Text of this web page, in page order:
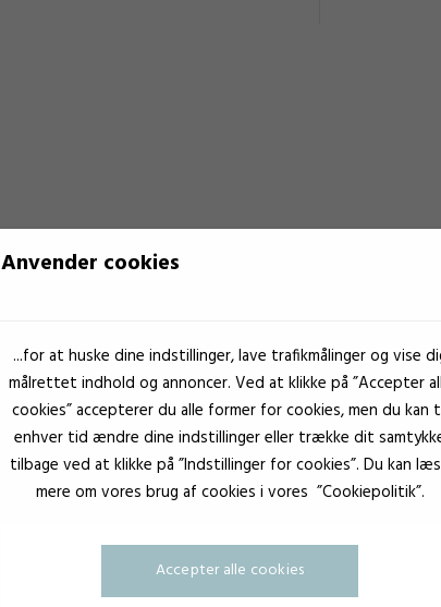
Anvender cookies
...for at huske dine indstillinger, lave trafikmålinger og vise
målrettet indhold og annoncer. Ved at klikke på ”Accepter
cookies” accepterer du alle former for cookies, men du kan
enhver tid ændre dine indstillinger eller trække dit
tilbage ved at klikke på ”Indstillinger for cookies”. Du kan
mere om vores brug af cookies i vores ”Cookiepolitik”.
Accepter alle cookies